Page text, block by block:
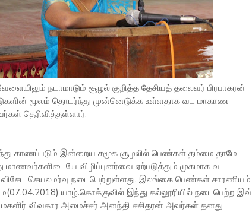
நடாமாடும் சூழல் குறித்த தேசியத் தலைவர் பிரபாகரன்
மூலம் தொடர்ந்து முன்னெடுக்க உள்ளதாக வட மாகாண
தெரிவித்தள்ளார்.
காணப்படும் இன்றைய சமூக சூழலில் பெண்கள் தம்மை தாமே
மாணவர்களிடையே விழிப்புனர்வை ஏற்படுத்தும் முகமாக வட
செயலமர்வு நடைபெற்றுள்ளது. இலங்கை பெண்கள் சாரணியம்
யாழ்.கொக்குவில் இந்து கல்லூரியில் நடைபெற்ற இவ்
விவகார அமைச்சர் அனந்தி சசிதரன் அவர்கள் தனது